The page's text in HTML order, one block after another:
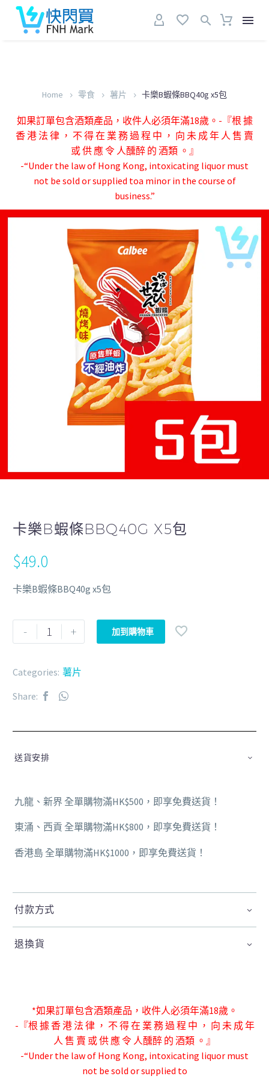
Home 零食 薯片 卡樂B蝦條BBQ40g x5包
如果訂單包含酒類產品，收件人必須年滿18歲。-『根 據
香 港 法 律 ， 不 得 在 業 務 過 程 中 ， 向 未 成 年 人 售 賣
或 供 應 令 人醺醉 的 酒類 。』
-“Under the law of Hong Kong, intoxicating liquor must
not be sold or supplied toa minor in the course of
business.”
卡樂B蝦條BBQ40G X5包
$49.0
卡樂B蝦條BBQ40g x5包
- + 加到購物車
Categories: 薯片
Share:
送貨安排
九龍、新界 全單購物滿HK$500，即享免費送貨！
東涌、西貢 全單購物滿HK$800，即享免費送貨！
香港島 全單購物滿HK$1000，即享免費送貨！
付款方式
退換貨
*如果訂單包含酒類產品，收件人必須年滿18歲。
-『根 據 香 港 法 律 ， 不 得 在 業 務 過 程 中 ， 向 未 成 年
人 售 賣 或 供 應 令 人醺醉 的 酒類 。』
-“Under the law of Hong Kong, intoxicating liquor must
not be sold or supplied to